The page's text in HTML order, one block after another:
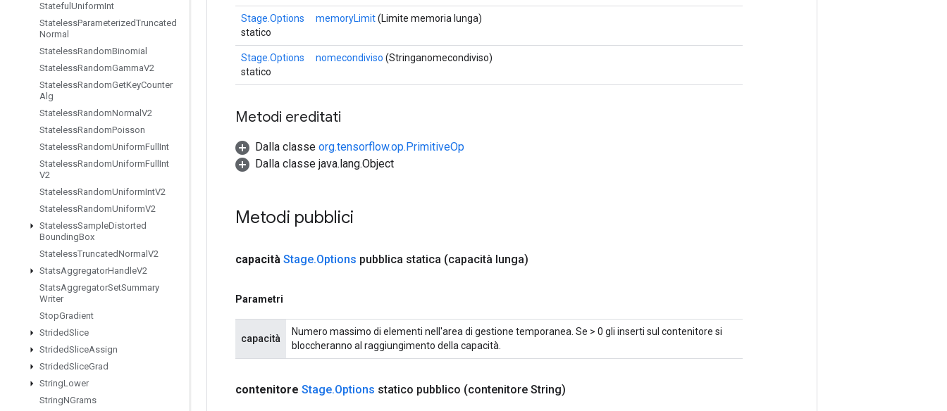
Stateful UniformInt
StatelessParameterizedTruncated
Normal
StatelessRandomBinomial
StatelessRandomGammaV2
StatelessRandomGetKeyCounter
Alg
StatelessRandomNormal V2
StatelessRandomPoisson
StatelessRandomUniformFull Int
StatelessRandomUniformFull Int
V2
StatelessRandomUniformIntV2
StatelessRandomUniformV2
StatelessSampleDistorted
BoundingBox
StatelessTruncatedNormal V2
StatsAggregatorHandleV2
StatsAggregatorSetSummary
Writer
StopGradient
StridedSlice
StridedSliceAssign
StridedSliceGrad
StringLower
StringNGrams
Stage.Options
statico
memoryLimit(Limite memoria lunga)
Stage.Options
statico
nomecondiviso (Stringanomecondiviso)
Metodi ereditati
Dalla classe org.tensorflow.op.PrimitiveOp
Dalla classe java.lang.Object
Metodi pubblici
capacità Stage.Options pubblica statica (capacità lunga)
Parametri
capacità
Numero massimo di elementi nell'area di gestione temporanea. Se > 0 gli inserti sul contenitore si
bloccheranno al raggiungimento della capacità.
contenitore Stage.Options statico pubblico (contenitore String)